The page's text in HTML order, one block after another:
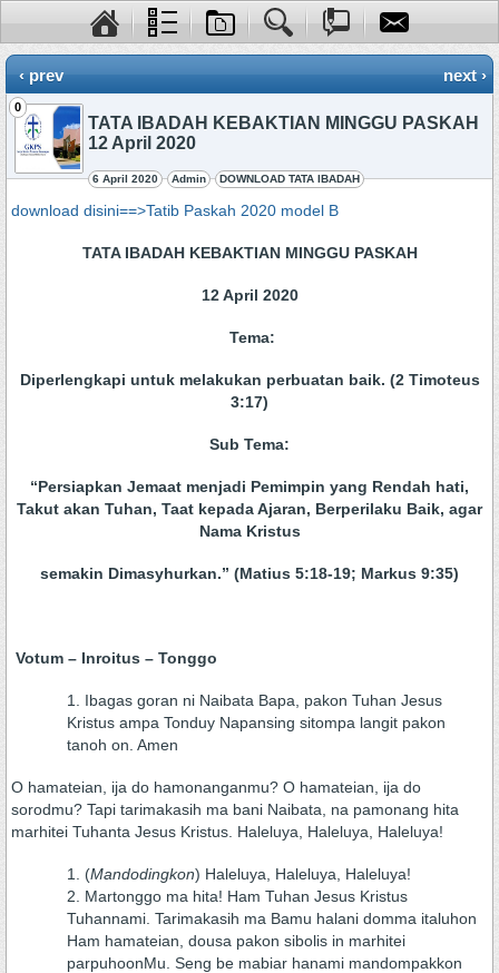
‹ prev next ›
0
TATA IBADAH KEBAKTIAN MINGGU PASKAH
12 April 2020
6 April 2020 Admin DOWNLOAD TATA IBADAH
download disini==>Tatib Paskah 2020 model B
TATA IBADAH KEBAKTIAN MINGGU PASKAH
12 April 2020
Tema:
Diperlengkapi untuk melakukan perbuatan baik. (2 Timoteus
3:17)
Sub Tema:
“Persiapkan Jemaat menjadi Pemimpin yang Rendah hati,
Takut akan Tuhan, Taat kepada Ajaran, Berperilaku Baik, agar
Nama Kristus
semakin Dimasyhurkan.” (Matius 5:18-19; Markus 9:35)
Votum – Inroitus – Tonggo
Ibagas goran ni Naibata Bapa, pakon Tuhan Jesus
Kristus ampa Tonduy Napansing sitompa langit pakon
tanoh on. Amen
O hamateian, ija do hamonanganmu? O hamateian, ija do
sorodmu? Tapi tarimakasih ma bani Naibata, na pamonang hita
marhitei Tuhanta Jesus Kristus. Haleluya, Haleluya, Haleluya!
(Mandodingkon) Haleluya, Haleluya, Haleluya!
Martonggo ma hita! Ham Tuhan Jesus Kristus
Tuhannami. Tarimakasih ma Bamu halani domma italuhon
Ham hamateian, dousa pakon sibolis in marhitei
parpuhoonMu. Seng be mabiar hanami mandompakkon